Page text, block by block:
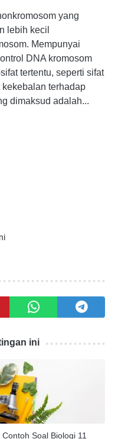
yang
lebih kecil
Mempunyai
DNA kromosom
tertentu, seperti sifat
kekebalan terhadap
dimaksud adalah...
ini
Contoh Soal Biologi 11